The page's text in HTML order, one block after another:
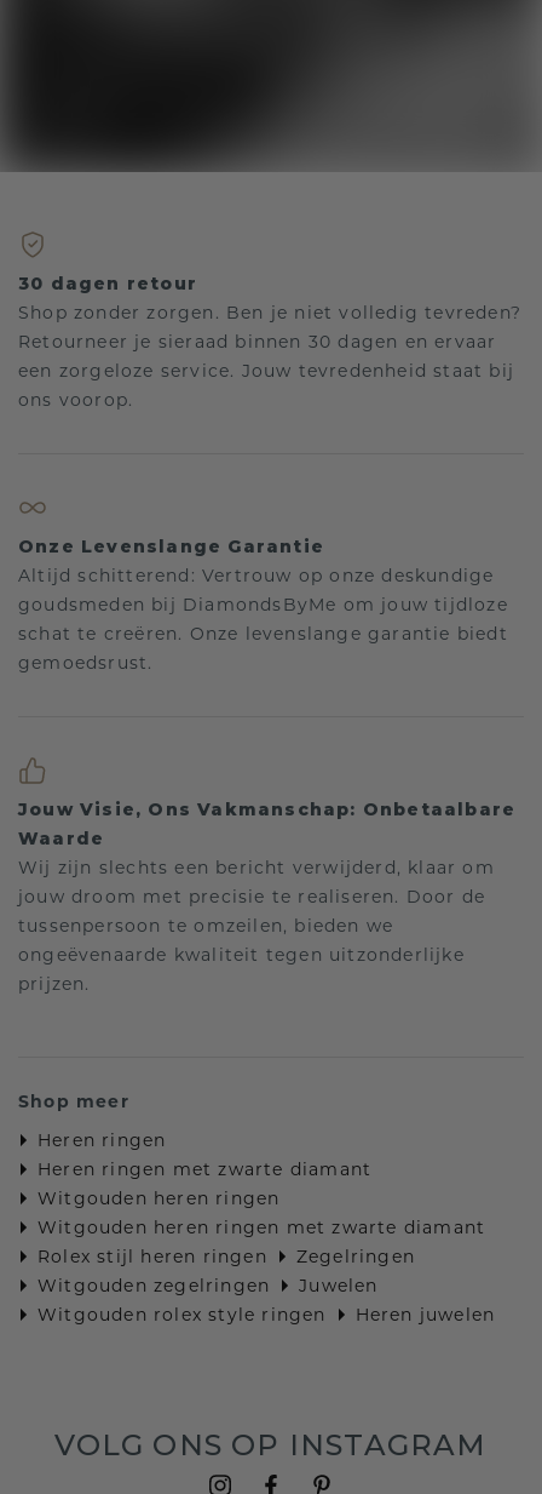
30 dagen retour
Shop zonder zorgen. Ben je niet volledig tevreden?
Retourneer je sieraad binnen 30 dagen en ervaar
een zorgeloze service. Jouw tevredenheid staat bij
ons voorop.
Onze Levenslange Garantie
Altijd schitterend: Vertrouw op onze deskundige
goudsmeden bij DiamondsByMe om jouw tijdloze
schat te creëren. Onze levenslange garantie biedt
gemoedsrust.
Jouw Visie, Ons Vakmanschap: Onbetaalbare
Waarde
Wij zijn slechts een bericht verwijderd, klaar om
jouw droom met precisie te realiseren. Door de
tussenpersoon te omzeilen, bieden we
ongeëvenaarde kwaliteit tegen uitzonderlijke
prijzen.
Shop meer
Heren ringen
Heren ringen met zwarte diamant
Witgouden heren ringen
Witgouden heren ringen met zwarte diamant
Rolex stijl heren ringen
Zegelringen
Witgouden zegelringen
Juwelen
Witgouden rolex style ringen
Heren juwelen
VOLG ONS OP INSTAGRAM